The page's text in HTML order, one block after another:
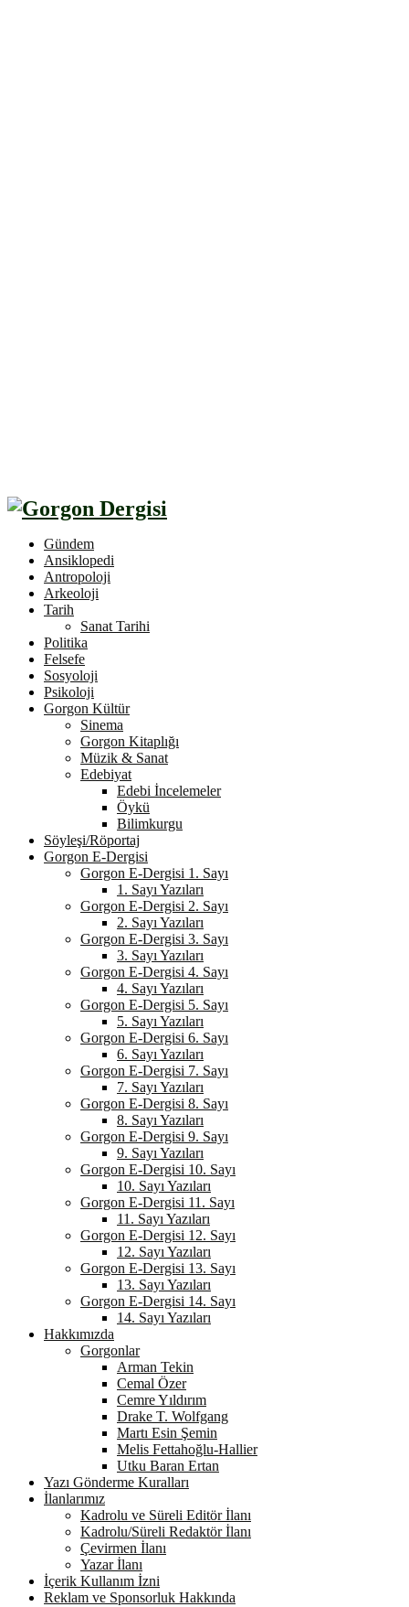
Gündem
Ansiklopedi
Antropoloji
Arkeoloji
Tarih
Sanat Tarihi
Politika
Felsefe
Sosyoloji
Psikoloji
Gorgon Kültür
Sinema
Gorgon Kitaplığı
Müzik & Sanat
Edebiyat
Edebi İncelemeler
Öykü
Bilimkurgu
Söyleşi/Röportaj
Gorgon E-Dergisi
Gorgon E-Dergisi 1. Sayı
1. Sayı Yazıları
Gorgon E-Dergisi 2. Sayı
2. Sayı Yazıları
Gorgon E-Dergisi 3. Sayı
3. Sayı Yazıları
Gorgon E-Dergisi 4. Sayı
4. Sayı Yazıları
Gorgon E-Dergisi 5. Sayı
5. Sayı Yazıları
Gorgon E-Dergisi 6. Sayı
6. Sayı Yazıları
Gorgon E-Dergisi 7. Sayı
7. Sayı Yazıları
Gorgon E-Dergisi 8. Sayı
8. Sayı Yazıları
Gorgon E-Dergisi 9. Sayı
9. Sayı Yazıları
Gorgon E-Dergisi 10. Sayı
10. Sayı Yazıları
Gorgon E-Dergisi 11. Sayı
11. Sayı Yazıları
Gorgon E-Dergisi 12. Sayı
12. Sayı Yazıları
Gorgon E-Dergisi 13. Sayı
13. Sayı Yazıları
Gorgon E-Dergisi 14. Sayı
14. Sayı Yazıları
Hakkımızda
Gorgonlar
Arman Tekin
Cemal Özer
Cemre Yıldırım
Drake T. Wolfgang
Martı Esin Şemin
Melis Fettahoğlu-Hallier
Utku Baran Ertan
Yazı Gönderme Kuralları
İlanlarımız
Kadrolu ve Süreli Editör İlanı
Kadrolu/Süreli Redaktör İlanı
Çevirmen İlanı
Yazar İlanı
İçerik Kullanım İzni
Reklam ve Sponsorluk Hakkında